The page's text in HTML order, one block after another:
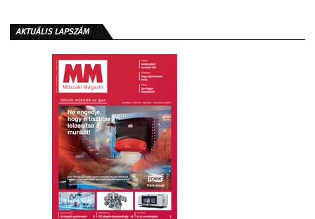
AKTUÁLIS LAPSZÁM